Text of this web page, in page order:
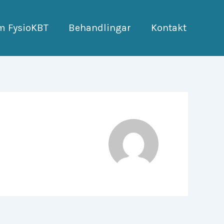
FysioKBT Behandlingar Kontakt